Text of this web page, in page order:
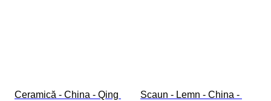
Ceramică - China - Qing
Scaun - Lemn - China -